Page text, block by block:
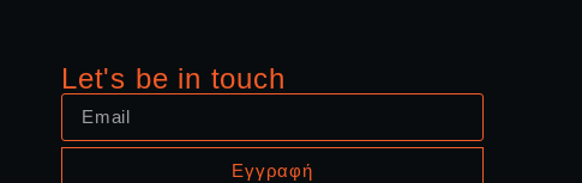
Let's be in touch
Εγγραφή